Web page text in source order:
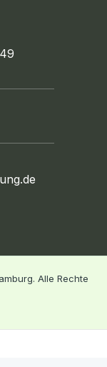
Alle Rechte